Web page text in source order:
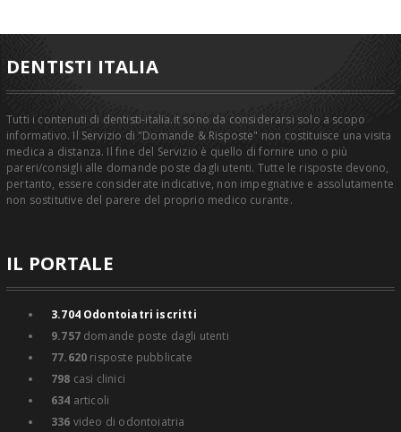
DENTISTI ITALIA
Tutti i contenuti di dentisti-italia.it sono da considerarsi solo a scopo
informativo. Il Servizio di "Domande & Risposte" non costituisce una visita
medica a distanza. Il fine del Servizio è quello di fornire uno o più
pareri/consigli alle domande poste dagli utenti. Tutte le risposte devono,
pertanto, essere considerate indicative, non impegnative e assolutamente
non sostitutive del parere del proprio medico curante.
IL PORTALE
3.704Odontoiatri iscritti
9.757domande poste dagli utenti
77.620 risposte pubblicate
798 casi clinici
634 articoli
336 video di odontoiatria